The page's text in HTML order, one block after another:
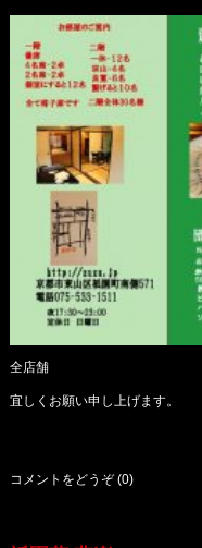
全店舗
宜しくお願い申し上げます。
コメントをどうぞ (0)